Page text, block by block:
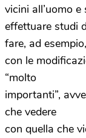
vicini all’uomo
effettuare studi
fare, ad esempio,
con le
“molto
importanti”,
che vedere
con quella che